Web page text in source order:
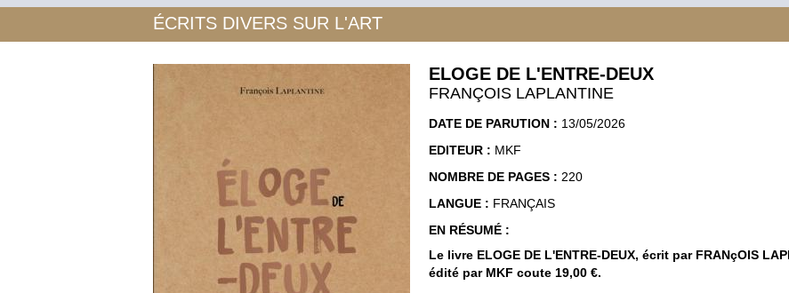
ÉCRITS DIVERS SUR L'ART
ELOGE DE L'ENTRE-DEUX
FRANÇOIS LAPLANTINE
DATE DE PARUTION : 13/05/2026
EDITEUR : MKF
NOMBRE DE PAGES : 220
LANGUE : FRANÇAIS
EN RÉSUMÉ :
Le livre ELOGE DE L'ENTRE-DEUX, écrit par FRANçOIS
édité par MKF coute 19,00 €.